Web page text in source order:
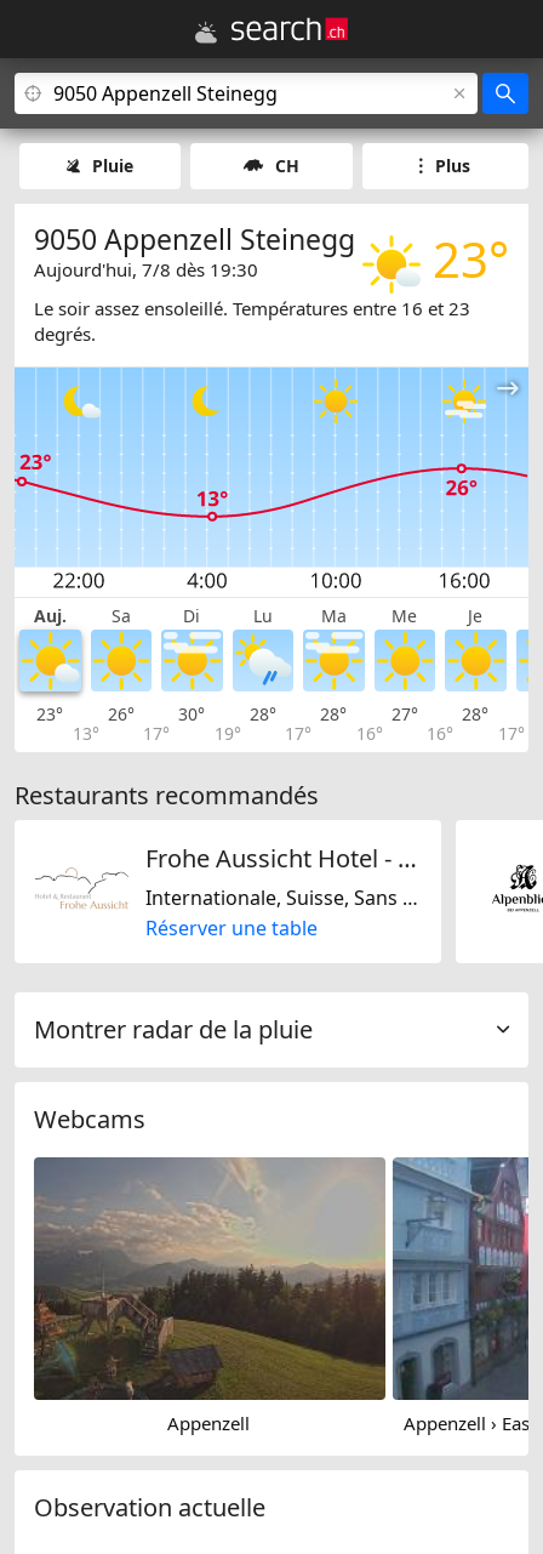
Pluie CH Plus
23°
9050 Appenzell Steinegg
Aujourd'hui, 7/8 dès 19:30
Le soir assez ensoleillé. Températures entre 16 et 23
degrés.
Auj. Sa Di Lu Ma Me Je
23°
13°
26°
17°
30°
19°
28°
17°
28°
16°
27°
16°
28°
17°
Restaurants recommandés
Frohe Aussicht Hotel - Restaurant
Internationale, Suisse, Sans lactose, Sans gluten
Réserver une table
Montrer radar de la pluie
Webcams
Appenzell Appenzell ›
Observation actuelle